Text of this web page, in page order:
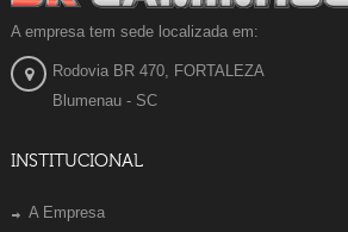
A empresa tem sede localizada em:
Rodovia BR 470, FORTALEZA
Blumenau - SC
INSTITUCIONAL
A Empresa